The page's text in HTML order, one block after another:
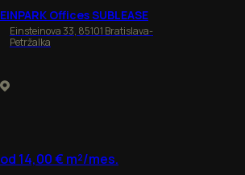
EINPARK Offices SUBLEASE
Einsteinova 33, 85101 Bratislava-
Petržalka
od 14,00 € m²/mes.